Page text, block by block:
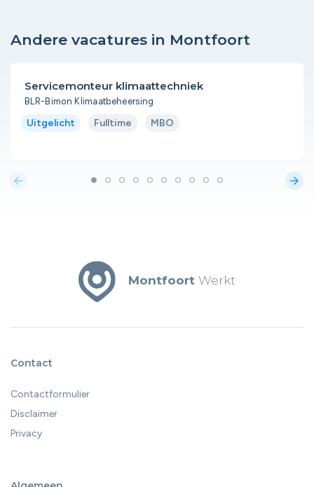
Andere vacatures in Montfoort
Servicemonteur klimaattechniek
BLR-Bimon Klimaatbeheersing
Uitgelicht Fulltime MBO
arrow_back arrow_forward
Montfoort Werkt
Contact
Contactformulier
Disclaimer
Privacy